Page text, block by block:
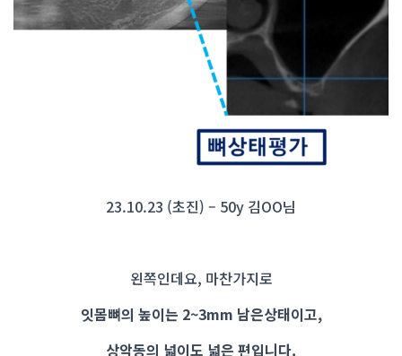
23.10.23 (초진) – 50y 김OO님
왼쪽인데요, 마찬가지로
잇몸뼈의 높이는 2~3mm 남은상태이고,
상악동의 넓이도 넓은 편입니다.